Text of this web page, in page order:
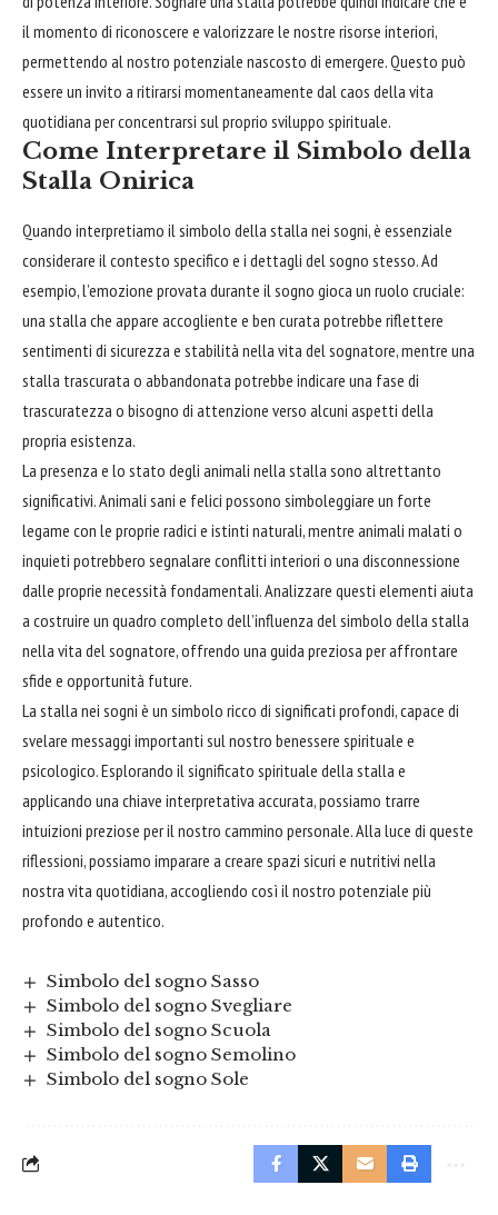
il momento di riconoscere e valorizzare le nostre risorse interiori,
permettendo al nostro potenziale nascosto di emergere. Questo può
essere un invito a ritirarsi momentaneamente dal caos della vita
quotidiana per concentrarsi sul proprio sviluppo spirituale.
Come Interpretare il Simbolo della
Stalla Onirica
Quando interpretiamo il simbolo della stalla nei sogni, è essenziale
considerare il contesto specifico e i dettagli del sogno stesso. Ad
esempio, l’emozione provata durante il sogno gioca un ruolo cruciale:
una stalla che appare accogliente e ben curata potrebbe riflettere
sentimenti di sicurezza e stabilità nella vita del sognatore, mentre una
stalla trascurata o abbandonata potrebbe indicare una fase di
trascuratezza o bisogno di attenzione verso alcuni aspetti della
propria esistenza.
La presenza e lo stato degli animali nella stalla sono altrettanto
significativi. Animali sani e felici possono simboleggiare un forte
legame con le proprie radici e istinti naturali, mentre animali malati o
inquieti potrebbero segnalare conflitti interiori o una disconnessione
dalle proprie necessità fondamentali. Analizzare questi elementi aiuta
a costruire un quadro completo dell’influenza del simbolo della stalla
nella vita del sognatore, offrendo una guida preziosa peraffrontare
sfide e opportunità future.
La stalla nei sogni è un simbolo ricco di significati profondi, capace di
svelare messaggi importanti sul nostro benessere spirituale e
psicologico. Esplorando il significato spirituale della stalla e
applicando una chiave interpretativa accurata, possiamo trarre
intuizioni preziose per il nostro cammino personale. Alla luce di queste
riflessioni, possiamo imparare a creare spazi sicuri e nutritivi nella
nostra vita quotidiana, accogliendo così il nostro potenziale più
profondo e autentico.
Simbolo del sogno Sasso
Simbolo del sogno Svegliare
Simbolo del sogno Scuola
Simbolo del sogno Semolino
Simbolo del sogno Sole